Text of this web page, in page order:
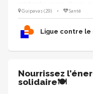
pour obtenir des dons en
accessible et
organisé·e, qui aime le
stocks 📋
Guipavas (29) • Santé
Ligue contre le
Nourrissez
solidaire🍽️